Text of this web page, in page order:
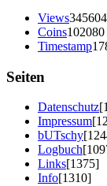
Views
Coins102080
Timestamp
Seiten
Datenschutz
Impressum
bUTschy
Logbuch
Links[1375]
Info[1310]